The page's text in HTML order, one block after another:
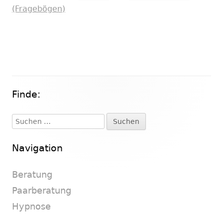
(Fragebögen)
Haupt-
Seitenleiste
Finde:
Suchen
nach:
Navigation
Beratung
Paarberatung
Hypnose